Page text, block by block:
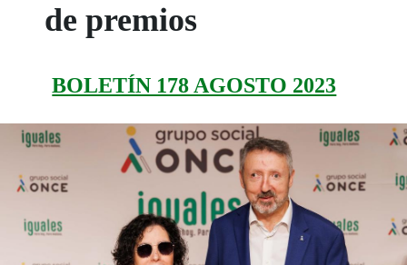
de premios
BOLETÍN 178 AGOSTO 2023